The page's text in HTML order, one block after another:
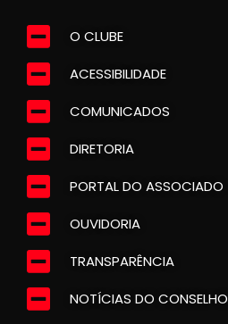
O CLUBE
ACESSIBILIDADE
COMUNICADOS
DIRETORIA
PORTAL DO ASSOCIADO
OUVIDORIA
TRANSPARÊNCIA
NOTÍCIAS DO CONSELHO